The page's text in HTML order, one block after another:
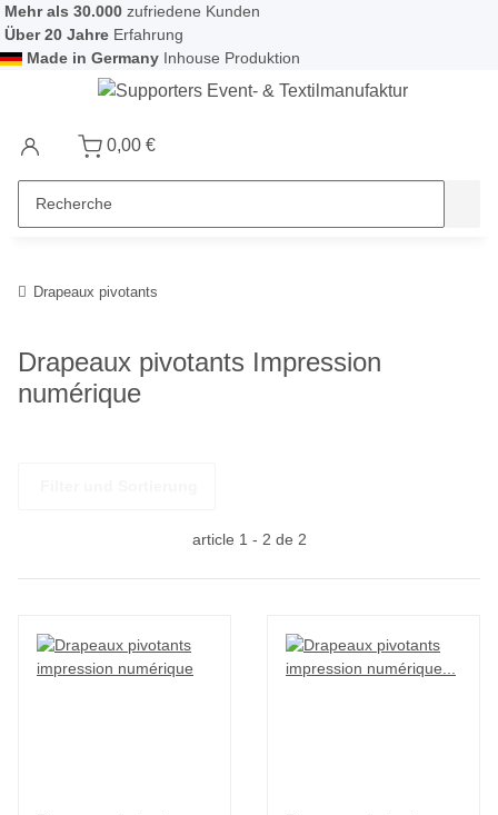
Mehr als 30.000 zufriedene Kunden
Über 20 Jahre Erfahrung
Made in Germany Inhouse Produktion
0,00 €
Drapeaux pivotants
Drapeaux pivotants Impression
numérique
article 1 - 2 de 2